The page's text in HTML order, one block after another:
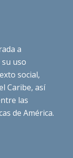
a
uso
social,
Caribe, así
las
de América.